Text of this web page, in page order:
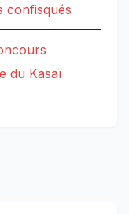
confisqués
du Kasaï